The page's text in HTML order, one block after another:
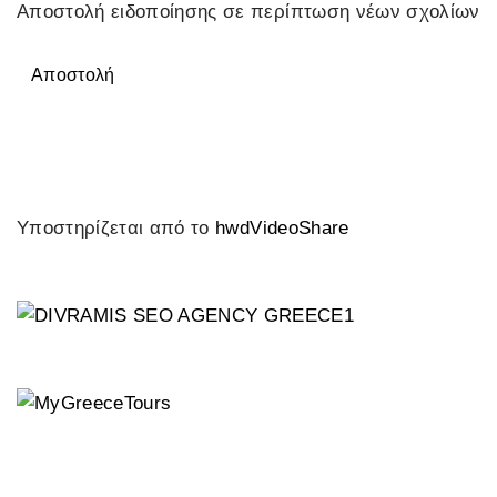
Αποστολή ειδοποίησης σε περίπτωση νέων σχολίων
Αποστολή
Υποστηρίζεται από το hwdVideoShare